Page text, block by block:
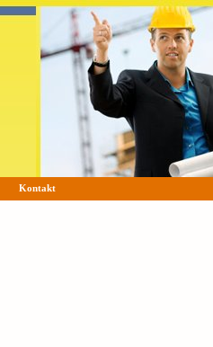
Kontakt